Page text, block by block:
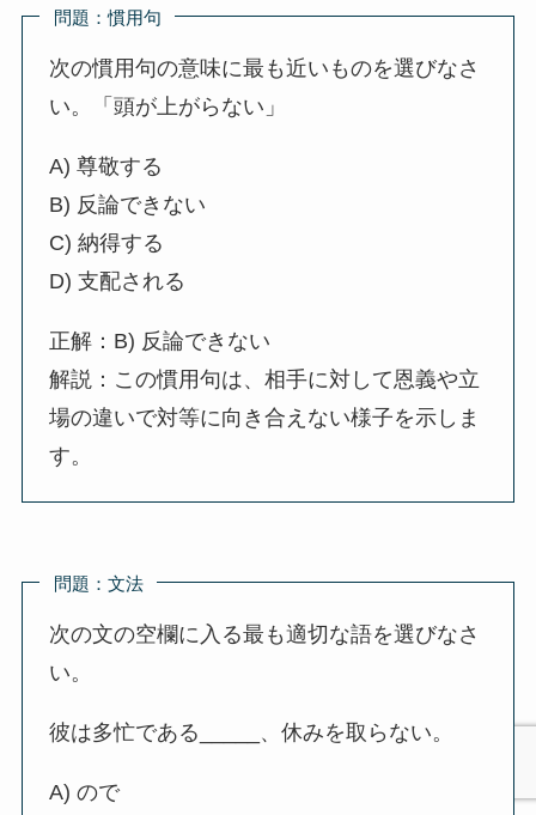
問題：慣用句
次の慣用句の意味に最も近いものを選びなさ
い。「頭が上がらない」
A) 尊敬する
B) 反論できない
C) 納得する
D) 支配される
正解：B) 反論できない
解説：この慣用句は、相手に対して恩義や立
場の違いで対等に向き合えない様子を示しま
す。
問題：文法
次の文の空欄に入る最も適切な語を選びなさ
い。
彼は多忙である_____、休みを取らない。
A) ので